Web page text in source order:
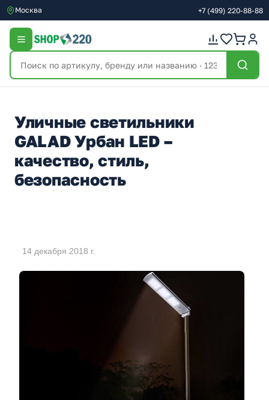
Москва +7 (499) 220-88-88
Уличные светильники
GALAD Урбан LED –
качество, стиль,
безопасность
14 декабря 2018 г.